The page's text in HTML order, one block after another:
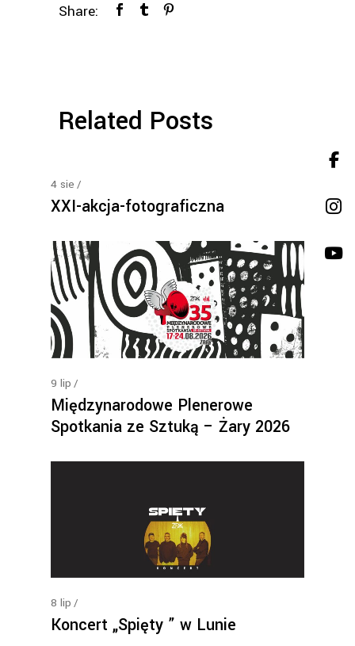
Share:
Related Posts
4 sie
XXI-akcja-fotograficzna
9 lip
Międzynarodowe Plenerowe
Spotkania ze Sztuką – Żary 2026
8 lip
Koncert „Spięty ” w Lunie